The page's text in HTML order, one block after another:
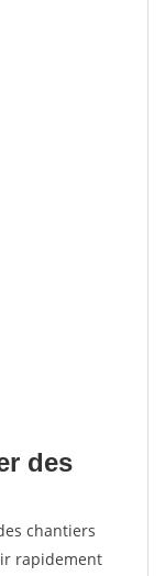
des
chantiers
rapidement